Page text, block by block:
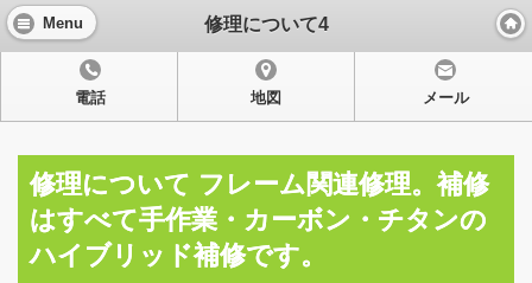
Menu 修理について4
電話 地図 メール
修理について フレーム関連修理。補修
はすべて手作業・カーボン・チタンの
ハイブリッド補修です。